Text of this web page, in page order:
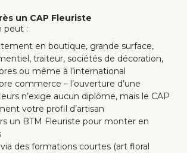
un CAP Fleuriste
peut :
en boutique, grande surface,
traiteur, sociétés de décoration,
ou même à l’international
commerce – l’ouverture d’une
n’exige aucun diplôme, mais le CAP
votre profil d’artisan
un BTM Fleuriste pour monter en
des formations courtes (art floral